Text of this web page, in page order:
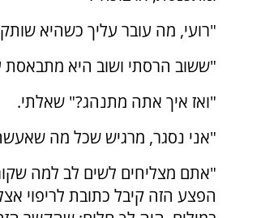
"רועי, מה עובר עליך כשהיא
"ששוב הרסתי ושוב היא מתבאסת
"ואז איך אתה מתנהג?" שאלתי.
"אני נסגר, מרגיש שכל מה
"אתם מצליחים לשים לב למה
הפצע הזה קיבל כתובת לריפוי